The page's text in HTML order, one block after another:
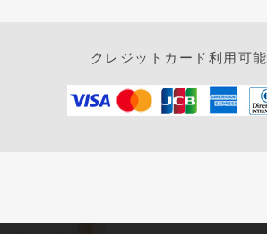
クレジットカード利用可能